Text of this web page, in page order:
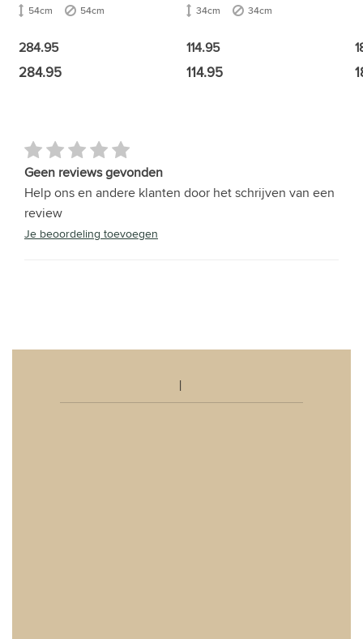
54cm 54cm
284.95
284.95
34cm 34cm
114.95
114.95
Geen reviews gevonden
Help ons en andere klanten door het schrijven van een
review
Je beoordeling toevoegen